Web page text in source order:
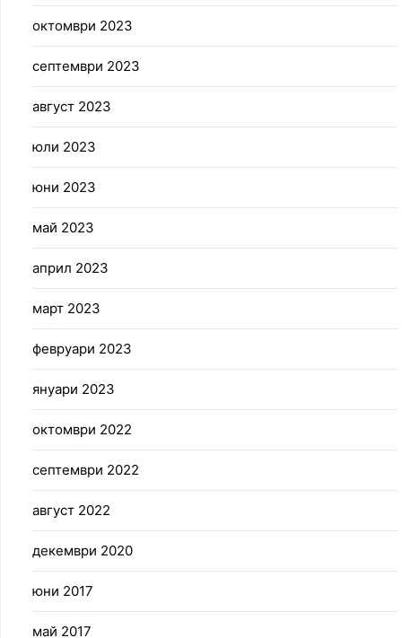
октомври 2023
септември 2023
август 2023
юли 2023
юни 2023
май 2023
април 2023
март 2023
февруари 2023
януари 2023
октомври 2022
септември 2022
август 2022
декември 2020
юни 2017
май 2017